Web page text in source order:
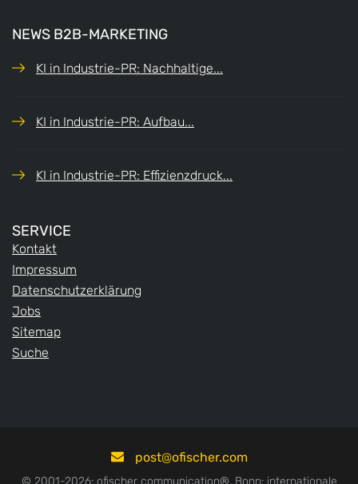
NEWS B2B-MARKETING
KI in Industrie-PR: Nachhaltige...
KI in Industrie-PR: Aufbau...
KI in Industrie-PR: Effizienzdruck...
SERVICE
Kontakt
Impressum
Datenschutzerklärung
Jobs
Sitemap
Suche
post ofischer.com